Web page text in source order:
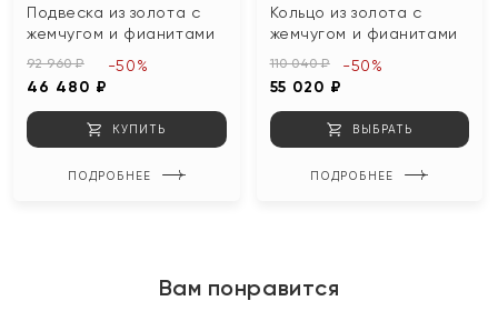
Подвеска из золота с
жемчугом и фианитами
92 960 ₽
46 480 ₽
-50%
КУПИТЬ
ПОДРОБНЕЕ
Кольцо из золота с
жемчугом и фианитами
110 040 ₽
55 020 ₽
-50%
ВЫБРАТЬ
ПОДРОБНЕЕ
Вам понравится